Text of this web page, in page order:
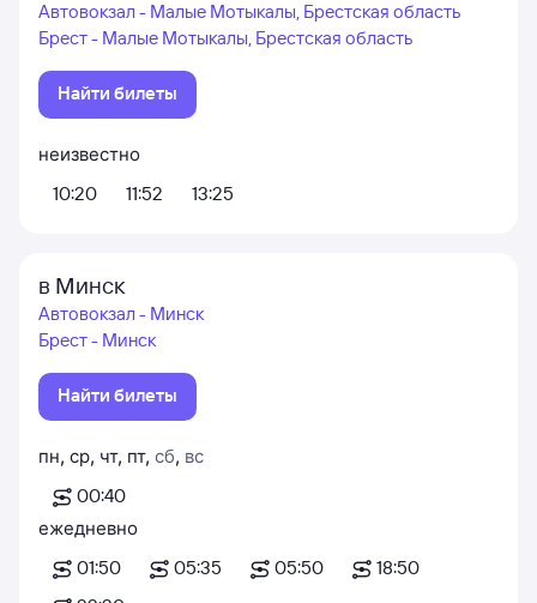
Автовокзал - Малые Мотыкалы, Брестская область
Брест - Малые Мотыкалы, Брестская область
Найти билеты
неизвестно
10:20
11:52 13:25
в Минск
Автовокзал - Минск
Брест - Минск
Найти билеты
пн, ср, чт, пт, сб, вс
00:40
ежедневно
01:50
05:35 05:50
18:50